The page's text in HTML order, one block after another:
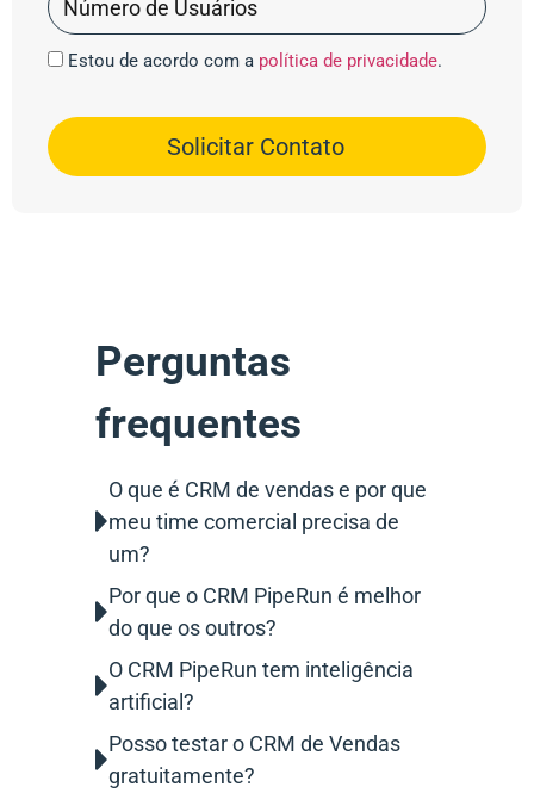
Estou de acordo com a política de privacidade.
Solicitar Contato
Perguntas
frequentes
O que é CRM de vendas e por que
meu time comercial precisa de
um?
Por que o CRM PipeRun é melhor
do que os outros?
O CRM PipeRun tem inteligência
artificial?
Posso testar o CRM de Vendas
gratuitamente?